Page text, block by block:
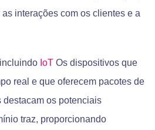
interações com os clientes e a
IoT Os dispositivos que
real e que oferecem pacotes de
os potenciais
traz, proporcionando